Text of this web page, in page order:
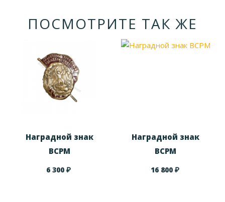
ПОСМОТРИТЕ ТАК ЖЕ
Наградной знак
ВСРМ
6 300₽
Наградной знак
ВСРМ
16 800 ₽